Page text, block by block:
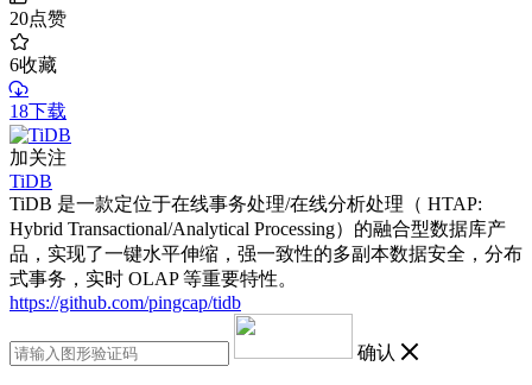
20点赞
6收藏
18下载
加关注
TiDB
TiDB 是一款定位于在线事务处理/在线分析处理（ HTAP:
Hybrid Transactional/Analytical Processing）的融合型数据库产
品，实现了一键水平伸缩，强一致性的多副本数据安全，分布
式事务，实时 OLAP 等重要特性。
https://github.com/pingcap/tidb
确认